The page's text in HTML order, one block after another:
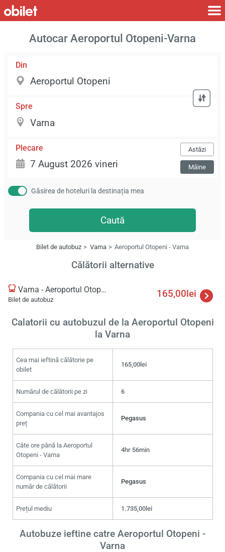
Autocar Aeroportul Otopeni-Varna
Din
Spre
Plecare Astăzi
Mâine
Găsirea de hoteluri la destinația mea
Caută
Bilet de autobuz Varna Aeroportul Otopeni - Varna
Călătorii alternative
Varna - Aeroportul Otopeni
Bilet de autobuz
165,00lei
Calatorii cu autobuzul de la Aeroportul Otopeni
la Varna
Cea mai ieftină călătorie pe
obilet
165,00lei
Numărul de călătorii pe zi 6
Compania cu cel mai avantajos
preț
Pegasus
Câte ore până la Aeroportul
Otopeni - Varna
4hr 56min
Compania cu cel mai mare
număr de călătorii
Pegasus
Prețul mediu 1.735,00lei
Autobuze ieftine catre Aeroportul Otopeni -
Varna